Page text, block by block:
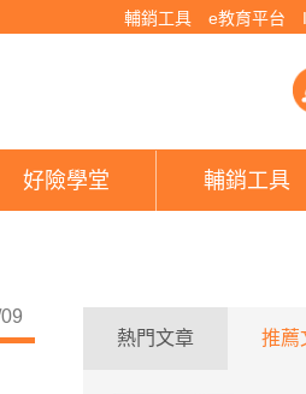
輔銷工具 e教育平台
？你不能不知道的颱風洪水險！-
好險學堂 輔銷工具
熱門文章 推薦